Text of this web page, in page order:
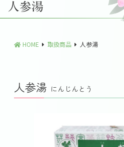
人参湯
HOME 取扱商品 人参湯
人参湯 にんじんとう